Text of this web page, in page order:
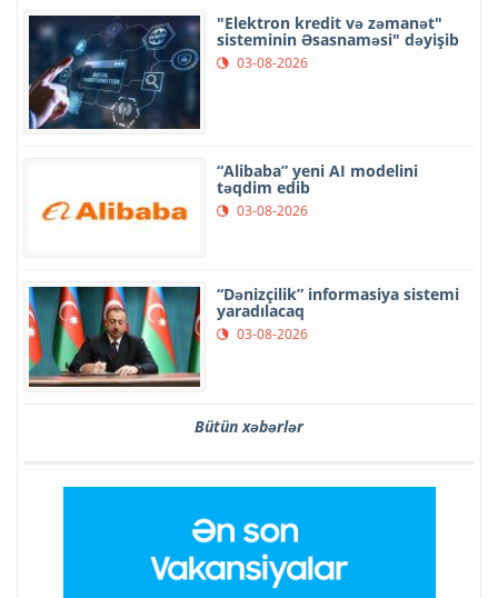
"Elektron kredit və zəmanət"
sisteminin Əsasnaməsi" dəyişib
03-08-2026
“Alibaba” yeni AI modelini
təqdim edib
03-08-2026
“Dənizçilik” informasiya sistemi
yaradılacaq
03-08-2026
Bütün xəbərlər